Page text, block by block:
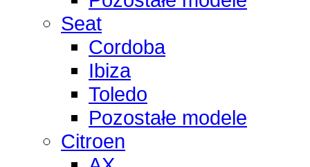
Seat
Cordoba
Ibiza
Toledo
Pozostałe modele
Citroen